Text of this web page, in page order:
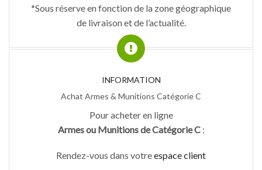
*Sous réserve en fonction de la zone géographique
de livraison et de l’actualité.
INFORMATION
Achat Armes & Munitions Catégorie C
Pour acheter en ligne
Armes ou Munitions de Catégorie C:
Rendez-vous dans votreespace client